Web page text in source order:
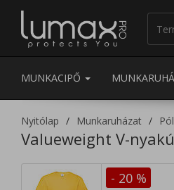
MUNKACIPŐ
Nyitólap Munkaruházat
Valueweight V-
- 20 %